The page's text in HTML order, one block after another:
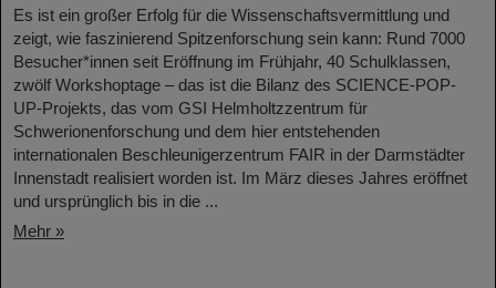
Es ist ein großer Erfolg für die Wissenschaftsvermittlung und
zeigt, wie faszinierend Spitzenforschung sein kann: Rund 7000
Besucher*innen seit Eröffnung im Frühjahr, 40 Schulklassen,
zwölf Workshoptage – das ist die Bilanz des SCIENCE-POP-
UP-Projekts, das vom GSI Helmholtzzentrum für
Schwerionenforschung und dem hier entstehenden
internationalen Beschleunigerzentrum FAIR in der Darmstädter
Innenstadt realisiert worden ist. Im März dieses Jahres eröffnet
und ursprünglich bis in die ...
Mehr »